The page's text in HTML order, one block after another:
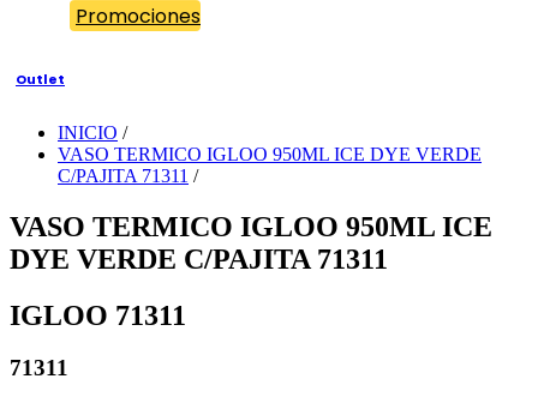
Promociones
Outlet
INICIO /
VASO TERMICO IGLOO 950ML ICE DYE VERDE
C/PAJITA 71311 /
VASO TERMICO IGLOO 950ML ICE
DYE VERDE C/PAJITA 71311
IGLOO 71311
71311